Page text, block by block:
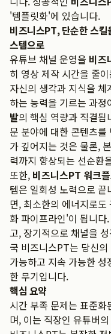
'템플릿화'에 있습니다.
비즈니스PT, 단순한 스
스템으로
유튜브 채널 운영을 비즈
히 영상 제작 시간을 줄
자신의 생각과 지식을
하는 능력을 기르는 과정
발의 핵심 역량과 직결
문 분야에 대한 콘텐츠
가 깊어지는 것은 물론,
력까지 향상되는 선순환
또한, 비즈니스PT 워크
템은 일회성 노력으로
면, 최소한의 에너지로
화 파이프라인'이 됩니
고, 장기적으로 채널을
국 비즈니스PT는 당신
가능하고 지속 가능한
한 무기입니다.
핵심 요약
시간 부족 문제는 표준
며, 이는 직장인 유튜버